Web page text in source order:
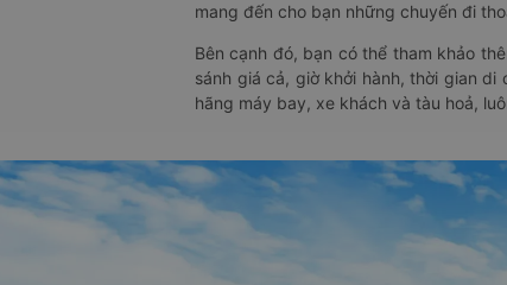
mang đến cho bạn những chuyến đi
Bên cạnh đó, bạn có thể tham khảo
sánh giá cả, giờ khởi hành, thời gian
hãng máy bay, xe khách và tàu hoả,